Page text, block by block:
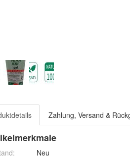
Zahlung, Versand &
Neu